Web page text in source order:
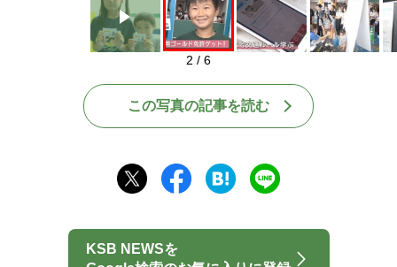
2 / 6
この写真の記事を読む
KSB NEWSを